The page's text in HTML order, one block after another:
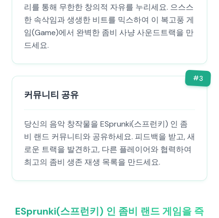
리를 통해 무한한 창의적 자유를 누리세요. 으스스
한 속삭임과 생생한 비트를 믹스하여 이 복고풍 게
임(Game)에서 완벽한 좀비 사냥 사운드트랙을 만
드세요.
#3
커뮤니티 공유
당신의 음악 창작물을 ESprunki(스프런키) 인 좀
비 랜드 커뮤니티와 공유하세요. 피드백을 받고, 새
로운 트랙을 발견하고, 다른 플레이어와 협력하여
최고의 좀비 생존 재생 목록을 만드세요.
ESprunki(스프런키) 인 좀비 랜드 게임을 즉